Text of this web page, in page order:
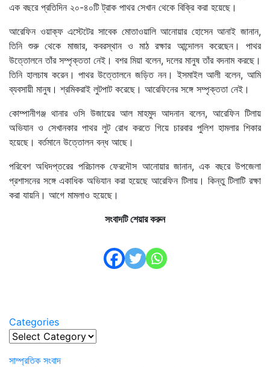
এক বছরে প্রতিদিন ২০-৪০টি ট্রাক পাথর সেখান থেকে বিক্রি করা হয়েছে।
আরেফিন ওয়াক্ফ এস্টেটের সাবেক মোতাওয়ালি আনোয়ার হোসেন আনাই জানান,
তিনি শুরু থেকে মাজার, কবরস্থান ও মাঠ রক্ষার আন্দোলন করেছেন। পাথর
উত্তোলনে তাঁর সম্পৃক্ততা নেই। বশর মিয়া বলেন, দলের মানুষ তাঁর বদনাম করছে।
তিনি হালচাষ করেন। পাথর উত্তোলনে জড়িত নন। ইসমাইল আলী বলেন, আমি
ব্যবসায়ী মানুষ। শ্রমিকরাই লুটপাট করেছে। আরেফিনের সঙ্গে সম্পৃক্ততা নেই।
কোম্পানীগঞ্জ থানার ওসি উজায়ের আল মাহমুদ আদনান বলেন, আরেফিন টিলায়
অভিযান ও সেখানকার পাথর লুট রোধ করতে গিয়ে চারবার পুলিশ হামলার শিকার
হয়েছে। বর্তমানে উত্তোলন বন্ধ আছে।
পরিবেশ অধিদপ্তরের পরিচালক ফেরদৌস আনোয়ার জানান, এক বছরে উপজেলা
প্রশাসনের সঙ্গে একাধিক অভিযান করা হয়েছে আরেফিন টিলায়। কিন্তু টিলাটি রক্ষা
করা যায়নি। আগে মামলাও হয়েছে।
সংবাদটি শেয়ার করুন
Categories
Categories
সাম্প্রতিক সংবাদ